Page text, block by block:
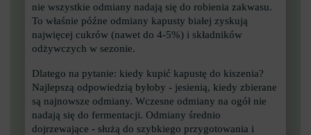
nie wszystkie odmiany nadają się do robienia zakwasu.
To właśnie późne odmiany kapusty białej zyskują
najwięcej cukrów (nawet do 4-5%) i składników
odżywczych w sezonie.
Dlatego na pytanie: kiedy kupić kapustę do kiszenia?
Najlepszą odpowiedzią byłoby - jesienią, kiedy zbierane
są najnowsze odmiany. Wczesne odmiany na ogół nie
nadają się do fermentacji. Odmiany średnio
dojrzewające - służą do szybkiego przygotowania i